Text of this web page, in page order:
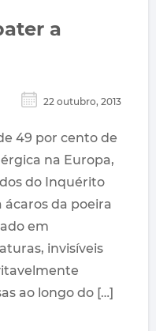
a
22 outubro, 2013
49 por cento de
na Europa,
do Inquérito
ácaros da poeira
em
invisíveis
ao longo do […]